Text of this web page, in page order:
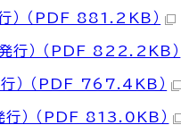
） （PDF 881.2KB）
行） （PDF 822.2KB）
） （PDF 767.4KB）
行） （PDF 813.0KB）